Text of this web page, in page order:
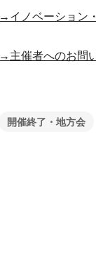
→イノベーション
→主催者へのお問
開催終了・地方会